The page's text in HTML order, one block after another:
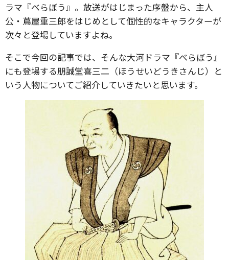
ラマ『べらぼう』。放送がはじまった序盤から、主人
公・蔦屋重三郎をはじめとして個性的なキャラクターが
次々と登場していますよね。
そこで今回の記事では、そんな大河ドラマ『べらぼう』
にも登場する朋誠堂喜三二（ほうせいどうきさんじ）と
いう人物についてご紹介していきたいと思います。